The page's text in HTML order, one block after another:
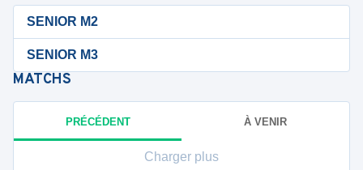
SENIOR M2
SENIOR M3
MATCHS
PRÉCÉDENT À VENIR
Charger plus